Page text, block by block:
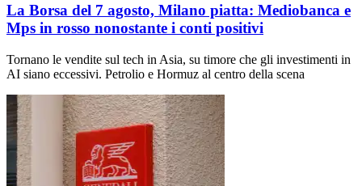
La Borsa del 7 agosto, Milano piatta: Mediobanca e
Mps in rosso nonostante i conti positivi
Tornano le vendite sul tech in Asia, su timore che gli investimenti in
AI siano eccessivi. Petrolio e Hormuz al centro della scena